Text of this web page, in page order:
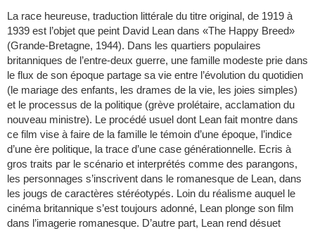
La race heureuse, traduction littérale du titre original, de 1919 à
1939 est l’objet que peint David Lean dans «The Happy Breed»
(Grande-Bretagne, 1944). Dans les quartiers populaires
britanniques de l’entre-deux guerre, une famille modeste prie dans
le flux de son époque partage sa vie entre l’évolution du quotidien
(le mariage des enfants, les drames de la vie, les joies simples)
et le processus de la politique (grève prolétaire, acclamation du
nouveau ministre). Le procédé usuel dont Lean fait montre dans
ce film vise à faire de la famille le témoin d’une époque, l’indice
d’une ère politique, la trace d’une case générationnelle. Ecris à
gros traits par le scénario et interprétés comme des parangons,
les personnages s’inscrivent dans le romanesque de Lean, dans
les jougs de caractères stéréotypés. Loin du réalisme auquel le
cinéma britannique s’est toujours adonné, Lean plonge son film
dans l’imagerie romanesque. D’autre part, Lean rend désuet